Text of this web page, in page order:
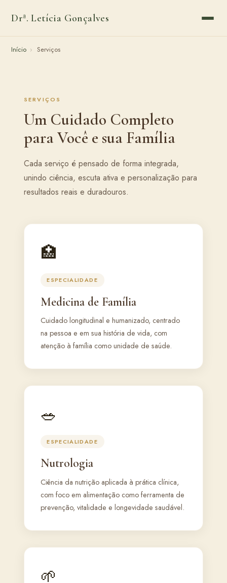
Drª. Letícia Gonçalves
Início › Serviços
SERVIÇOS
Um Cuidado Completo
para Você e sua Família
Cada serviço é pensado de forma integrada,
unindo ciência, escuta ativa e personalização para
resultados reais e duradouros.
🏥
ESPECIALIDADE
Medicina de Família
Cuidado longitudinal e humanizado, centrado
na pessoa e em sua história de vida, com
atenção à família como unidade de saúde.
🥗
ESPECIALIDADE
Nutrologia
Ciência da nutrição aplicada à prática clínica,
com foco em alimentação como ferramenta de
prevenção, vitalidade e longevidade saudável.
🌱